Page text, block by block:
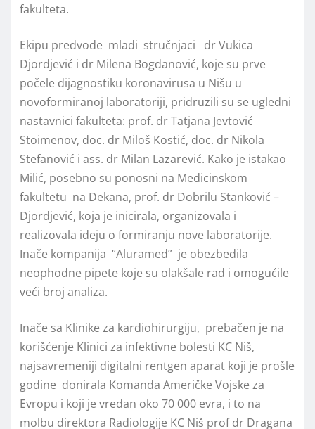
fakulteta.
Ekipu predvode mladi stručnjaci dr Vukica
Djordjević i dr Milena Bogdanović, koje su prve
počele dijagnostiku koronavirusa u Nišu u
novoformiranoj laboratoriji, pridruzili su se ugledni
nastavnici fakulteta: prof. dr Tatjana Jevtović
Stoimenov, doc. dr Miloš Kostić, doc. dr Nikola
Stefanović i ass. dr Milan Lazarević. Kako je istakao
Milić, posebno su ponosni na Medicinskom
fakultetu na Dekana, prof. dr Dobrilu Stanković –
Djordjević, koja je inicirala, organizovala i
realizovala ideju o formiranju nove laboratorije.
Inače kompanija “Aluramed” je obezbedila
neophodne pipete koje su olakšale rad i omogućile
veći broj analiza.
Inače sa Klinike za kardiohirurgiju, prebačen je na
korišćenje Klinici za infektivne bolesti KC Niš,
najsavremeniji digitalni rentgen aparat koji je prošle
godine donirala Komanda Američke Vojske za
Evropu i koji je vredan oko 70 000 evra, i to na
molbu direktora Radiologije KC Niš prof dr Dragana